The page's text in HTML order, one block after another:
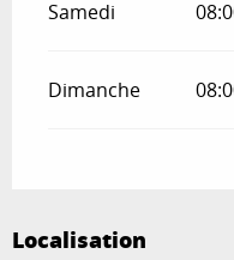
Samedi
Dimanche
Localisation